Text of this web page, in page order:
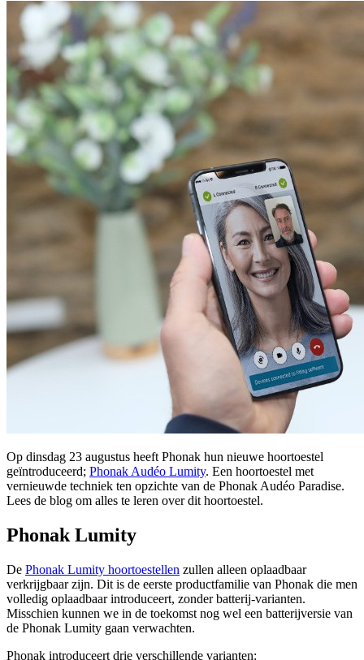
Op dinsdag 23 augustus heeft Phonak hun nieuwe hoortoestel
geïntroduceerd; Phonak Audéo Lumity. Een hoortoestel met
vernieuwde techniek ten opzichte van de Phonak Audéo Paradise.
Lees de blog om alles te leren over dit hoortoestel.
Phonak Lumity
De Phonak Lumity hoortoestellen zullen alleen oplaadbaar
verkrijgbaar zijn. Dit is de eerste productfamilie van Phonak die men
volledig oplaadbaar introduceert, zonder batterij-varianten.
Misschien kunnen we in de toekomst nog wel een batterijversie van
de Phonak Lumity gaan verwachten.
Phonak introduceert drie verschillende varianten: